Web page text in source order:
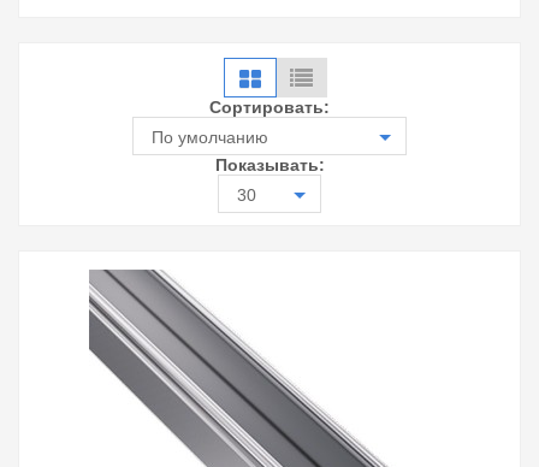
Сортировать:
По умолчанию
Показывать:
30